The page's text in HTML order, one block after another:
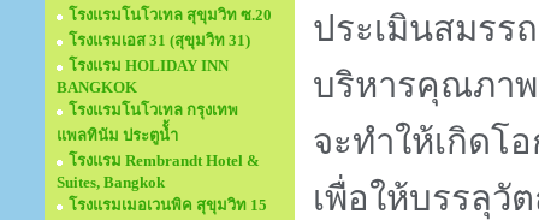
โรงแรมโนโวเทล สุขุมวิท ซ.20
โรงแรมเอส 31 (สุขุมวิท 31)
โรงแรม HOLIDAY INN
BANGKOK
โรงแรมโนโวเทล กรุงเทพ
แพลทินัม ประตูนั้ำ
โรงแรม Rembrandt Hotel &
Suites, Bangkok
โรงแรมเมอเวนพิค สุขุมวิท 15
ประเมินสมรร
บริหารคุณภาพ
จะทำให้เกิดโ
เพื่อให้บรรลุวั